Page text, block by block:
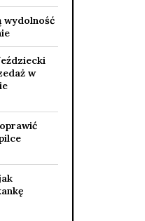
wydolność
w